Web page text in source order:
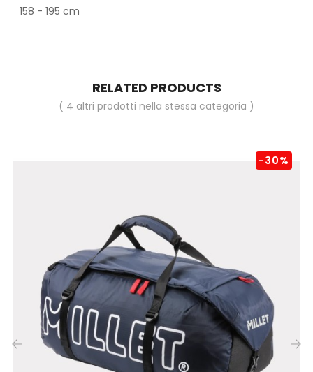
158 - 195 cm
RELATED PRODUCTS
( 4 altri prodotti nella stessa categoria )
-30%